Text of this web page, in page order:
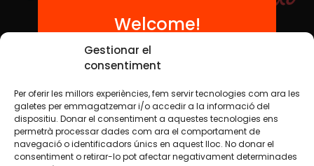
Gestionar el
consentiment
Per oferir les millors experiències, fem servir tecnologies com ara les
galetes per emmagatzemar i/o accedir a la informació del
dispositiu. Donar el consentiment a aquestes tecnologies ens
permetrà processar dades com ara el comportament de
navegació o identificadors únics en aquest lloc. No donar el
consentiment o retirar-lo pot afectar negativament determinades
Social Media
TW YTB IG FB IN
Legal NoticeCookie Policy
Welcome!